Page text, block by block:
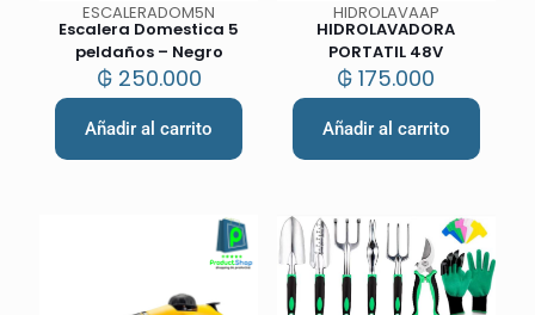
ESCALERADOM5N
Escalera Domestica 5
peldaños – Negro
₲250.000
Añadir al carrito
HIDROLAVAAP
HIDROLAVADORA
PORTATIL 48V
₲ 175.000
Añadir al carrito